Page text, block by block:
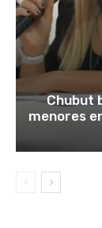
Chubut
menores